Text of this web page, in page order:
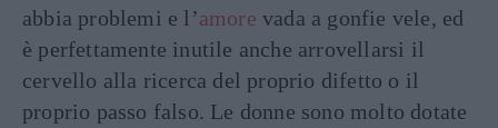
abbia problemi e l’amore vada a gonfie vele, ed
è perfettamente inutile anche arrovellarsi il
cervello alla ricerca del proprio difetto o il
proprio passo falso. Le donne sono molto dotate